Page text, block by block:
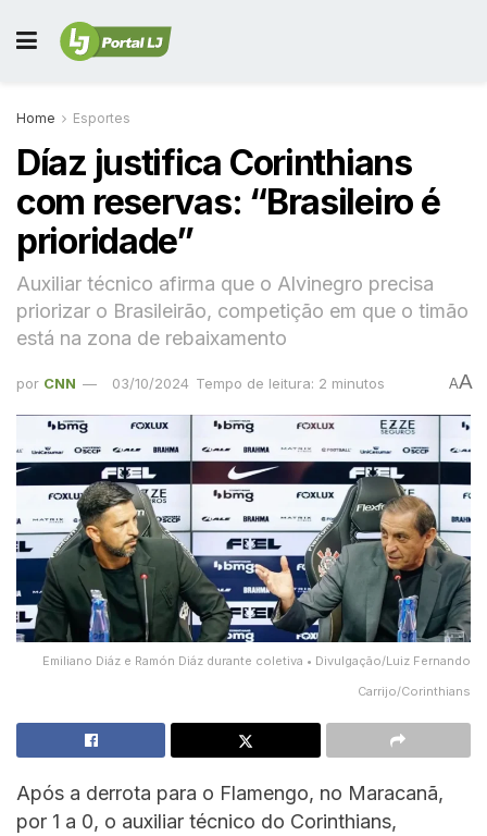
Home Esportes
Díaz justifica Corinthians
com reservas: “Brasileiro é
prioridade”
Auxiliar técnico afirma que o Alvinegro precisa
priorizar o Brasileirão, competição em que o timão
está na zona de rebaixamento
por CNN 03/10/2024 Tempo de leitura: 2 minutos AA
Emiliano Diáz e Ramón Diáz durante coletiva • Divulgação/Luiz Fernando
Carrijo/Corinthians
Após a derrota para o Flamengo, no Maracanã,
por 1 a 0, o auxiliar técnico do Corinthians,